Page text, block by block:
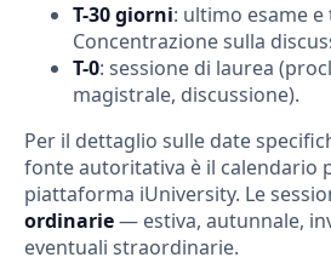
T-30 giorni: ultimo esame
Concentrazione sulla
T-0: sessione di laurea
magistrale, discussione).
Per il dettaglio sulle date
fonte autoritativa è il calendario
piattaforma iUniversity. Le
ordinarie— estiva, autunnale,
eventuali straordinarie.